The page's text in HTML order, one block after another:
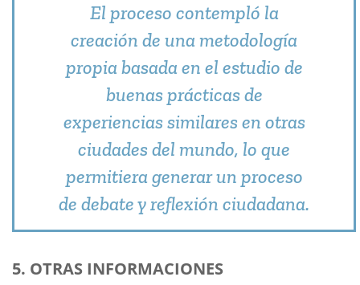
El proceso contempló la
creación de una metodología
propia basada en el estudio de
buenas prácticas de
experiencias similares en otras
ciudades del mundo, lo que
permitiera generar un proceso
de debate y reflexión ciudadana.
5. OTRAS INFORMACIONES